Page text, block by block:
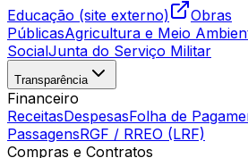
Educação (site externo)
Obras
PúblicasAgricultura e Meio
SocialJunta do Serviço Militar
Transparência
Financeiro
ReceitasDespesasFolha de
PassagensRGF / RREO (LRF)
Compras e Contratos